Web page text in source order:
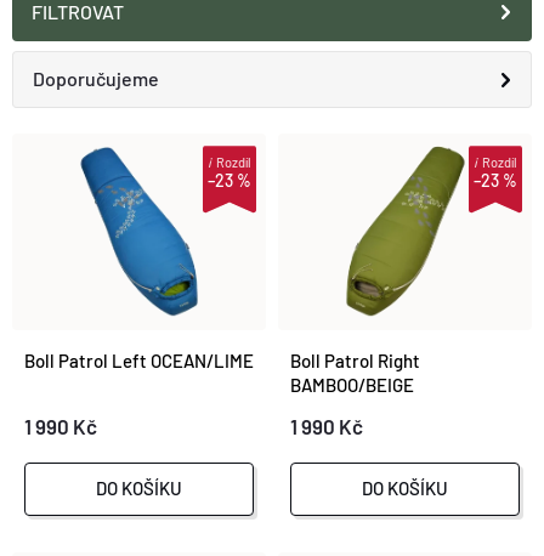
O nás
Moje objednávka
FILTROVAT
Ř
P
R
Doporučujeme
Nejdražší
Nejprodávanější
S
P
R
–23 %
iRozdíl
Boll Patrol Left OCEAN/LIME
1 990 Kč
DO KOŠÍKU
–23 %
iRozdíl
Boll Patrol Right
BAMBOO/BEIGE
1 990 Kč
DO KOŠÍKU